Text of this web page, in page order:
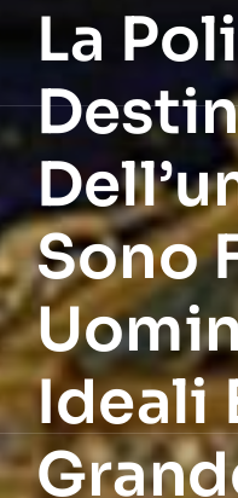
La
Sono
Ideali